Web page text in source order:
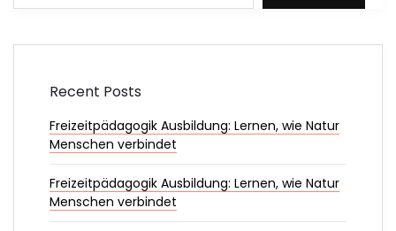
Recent Posts
Freizeitpädagogik Ausbildung: Lernen, wie Natur
Menschen verbindet
Freizeitpädagogik Ausbildung: Lernen, wie Natur
Menschen verbindet